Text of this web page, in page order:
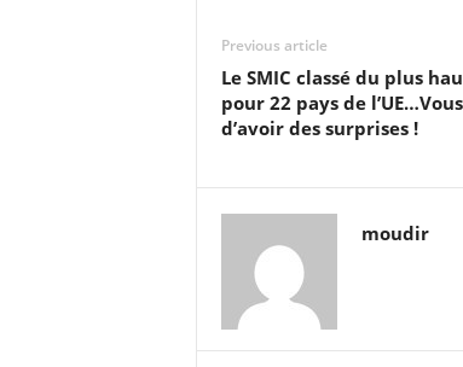
Previous article
Le SMIC classé du plus
pour 22 pays de
d’avoir des surprises !
moudir